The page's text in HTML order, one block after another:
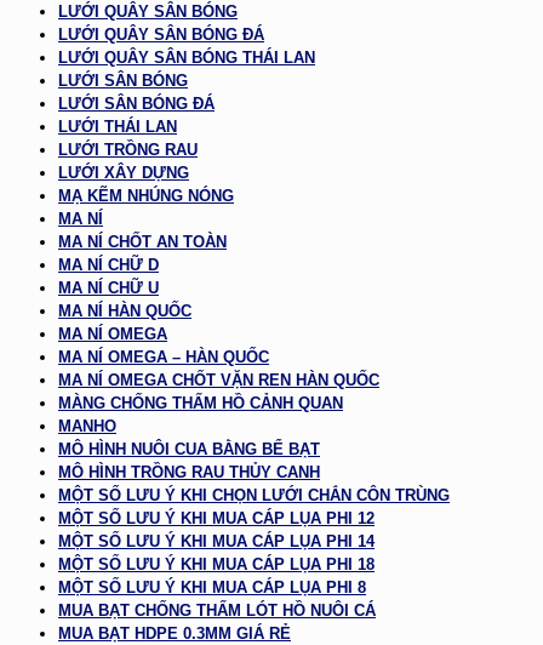
LƯỚI QUÂY SÂN BÓNG
LƯỚI QUÂY SÂN BÓNG ĐÁ
LƯỚI QUÂY SÂN BÓNG THÁI LAN
LƯỚI SÂN BÓNG
LƯỚI SÂN BÓNG ĐÁ
LƯỚI THÁI LAN
LƯỚI TRỒNG RAU
LƯỚI XÂY DỰNG
MẠ KẼM NHÚNG NÓNG
MA NÍ
MA NÍ CHỐT AN TOÀN
MA NÍ CHỮ D
MA NÍ CHỮ U
MA NÍ HÀN QUỐC
MA NÍ OMEGA
MA NÍ OMEGA – HÀN QUỐC
MA NÍ OMEGA CHỐT VẶN REN HÀN QUỐC
MÀNG CHỐNG THẤM HỒ CẢNH QUAN
MANHO
MÔ HÌNH NUÔI CUA BẰNG BỂ BẠT
MÔ HÌNH TRỒNG RAU THỦY CANH
MỘT SỐ LƯU Ý KHI CHỌN LƯỚI CHẮN CÔN TRÙNG
MỘT SỐ LƯU Ý KHI MUA CÁP LỤA PHI 12
MỘT SỐ LƯU Ý KHI MUA CÁP LỤA PHI 14
MỘT SỐ LƯU Ý KHI MUA CÁP LỤA PHI 18
MỘT SỐ LƯU Ý KHI MUA CÁP LỤA PHI 8
MUA BẠT CHỐNG THẤM LÓT HỒ NUÔI CÁ
MUA BẠT HDPE 0.3MM GIÁ RẺ